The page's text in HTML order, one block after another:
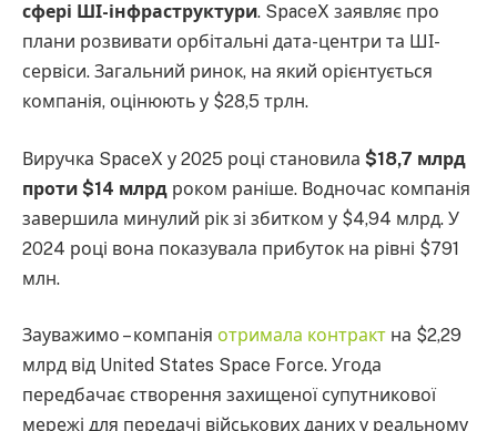
сфері ШІ-інфраструктури. SpaceX заявляє про
плани розвивати орбітальні дата-центри та ШІ-
сервіси. Загальний ринок, на який орієнтується
компанія, оцінюють у $28,5 трлн.
Виручка SpaceX у 2025 році становила $18,7 млрд
проти $14 млрд роком раніше. Водночас компанія
завершила минулий рік зі збитком у $4,94 млрд. У
2024 році вона показувала прибуток на рівні $791
млн.
Зауважимо – компанія отримала контракт на $2,29
млрд від United States Space Force. Угода
передбачає створення захищеної супутникової
мережі для передачі військових даних у реальному